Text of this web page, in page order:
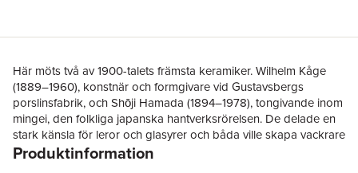
Här möts två av 1900-talets främsta keramiker. Wilhelm Kåge
(1889–1960), konstnär och formgivare vid Gustavsbergs
porslinsfabrik, och Shōji Hamada (1894–1978), tongivande inom
mingei, den folkliga japanska hantverksrörelsen. De delade en
stark känsla för leror och glasyrer och båda ville skapa vackrare
vardagsvaror. De besökte varandra i Sverige och Japan och
Produktinformation